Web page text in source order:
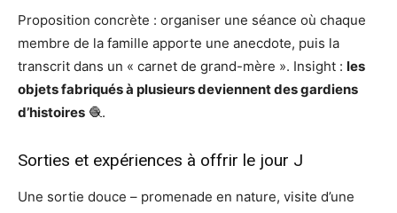
Proposition concrète : organiser une séance où chaque
membre de la famille apporte une anecdote, puis la
transcrit dans un « carnet de grand-mère ». Insight : les
objets fabriqués à plusieurs deviennent des gardiens
d’histoires 🧶.
Sorties et expériences à offrir le jour J
Une sortie douce – promenade en nature, visite d’une